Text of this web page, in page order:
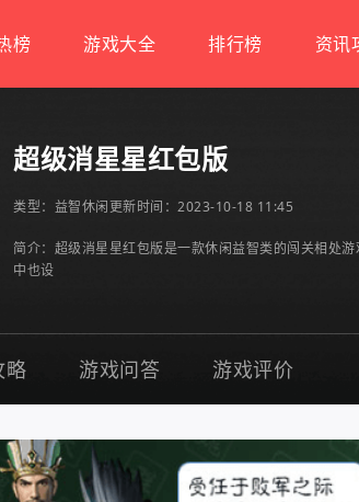
榜 游戏大全 排行榜 资讯
超级消星星红包版
类型： 益智休闲更新时间：2023-10-18 11:45
简介：超级消星星红包版是一款休闲益智类的闯关相处
中也设
略 游戏问答 游戏评价